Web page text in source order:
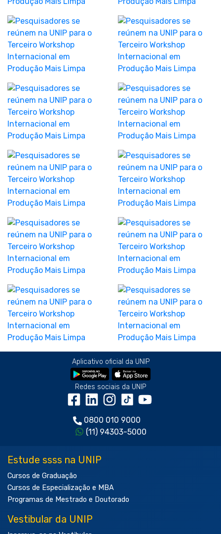
Aplicativo oficial da UNIP
Redes sociais da UNIP
0800 010 9000
(11) 94303-5000
Estude ssss na UNIP
Cursos de Graduação
Cursos de Especialização e MBA
Programas de Mestrado e Doutorado
Vestibular da UNIP